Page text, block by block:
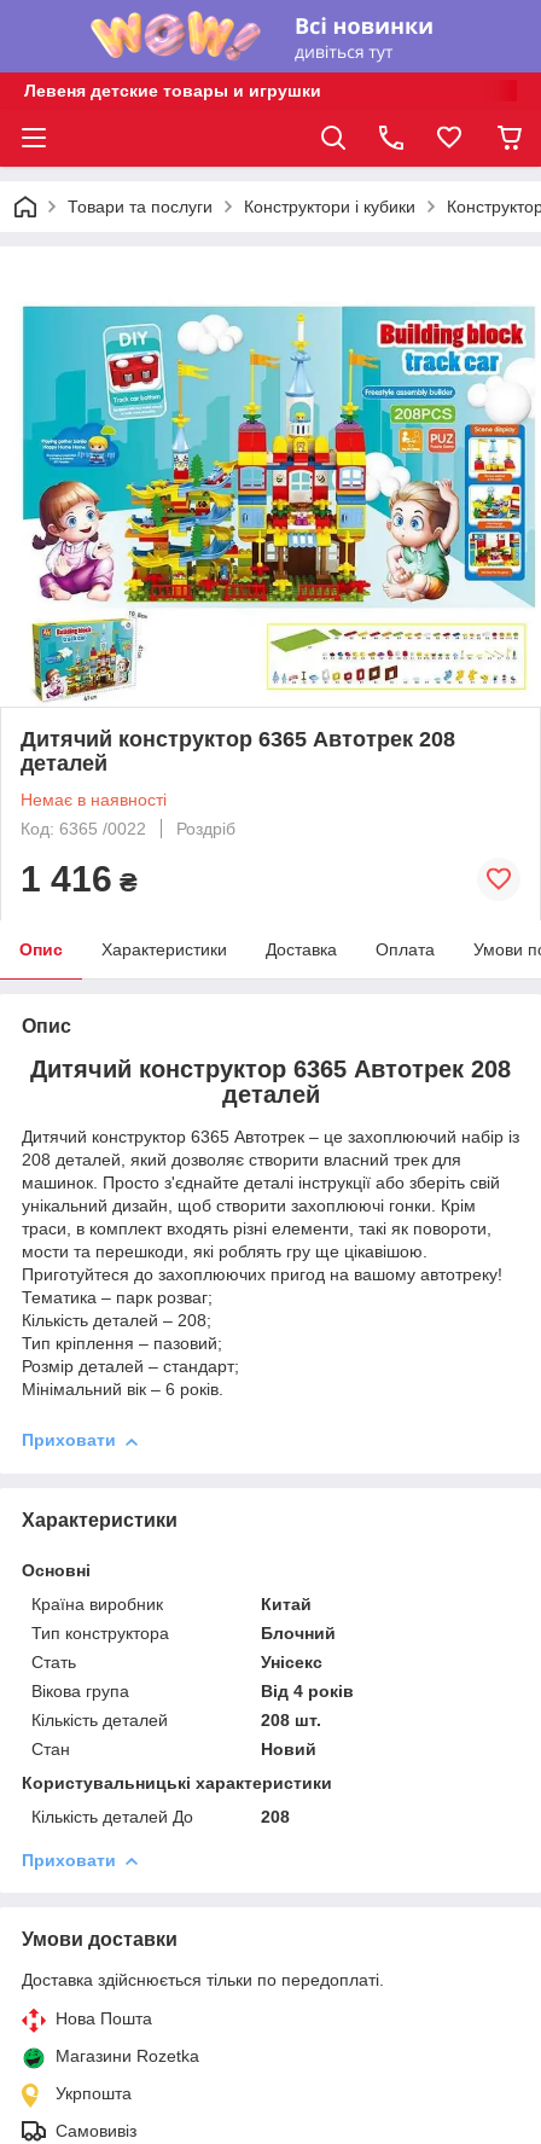
Левеня детские товары и игрушки
Товари та послуги Конструктори і кубики
Дитячий конструктор 6365 Автотрек 208
деталей
Немає в наявності
Код: 6365 /0022
Роздріб
1 416 ₴
Опис Характеристики Доставка Оплата Умови
Опис
Дитячий конструктор 6365 Автотрек 208
деталей
Дитячий конструктор 6365 Автотрек – це захоплюючий набір із
208 деталей, який дозволяє створити власний трек для
машинок. Просто з'єднайте деталі інструкції або зберіть свій
унікальний дизайн, щоб створити захоплюючі гонки. Крім
траси, в комплект входять різні елементи, такі як повороти,
мости та перешкоди, які роблять гру ще цікавішою.
Приготуйтеся до захоплюючих пригод на вашому автотреку!
Тематика – парк розваг;
Кількість деталей – 208;
Тип кріплення – пазовий;
Розмір деталей – стандарт;
Мінімальний вік – 6 років.
Приховати
Характеристики
Основні
Країна виробник
Китай
Тип конструктора
Блочний
Стать
Унісекс
Вікова група
Від 4 років
Кількість деталей
208 шт.
Стан
Новий
Користувальницькі характеристики
Кількість деталей До
208
Приховати
Умови доставки
Доставка здійснюється тільки по передоплаті.
Нова Пошта
Магазини Rozetka
Укрпошта
Самовивіз